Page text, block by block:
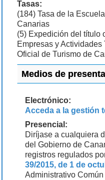
Tasas:
(184) Tasa de la
Canarias
(5) Expedición del título
Empresas y
Oficial de Turismo de
Medios de
Electrónico:
Acceda a la gestión
Presencial:
Diríjase a cualquiera
del Gobierno de
registros regulados
39/2015, de 1 de
Administrativo